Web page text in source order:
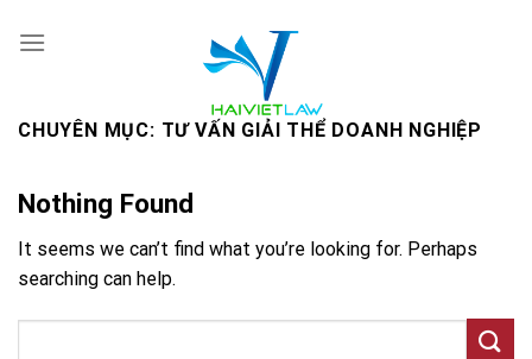
CHUYÊN MỤC: TƯ VẤN GIẢI THỂ DOANH NGHIỆP
Nothing Found
It seems we can’t find what you’re looking for. Perhaps
searching can help.